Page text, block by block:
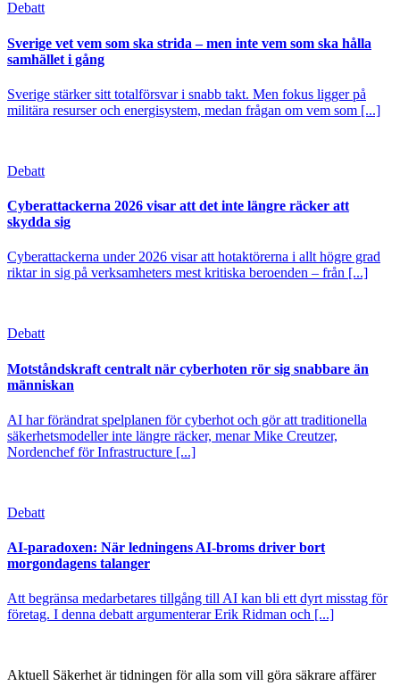
Debatt
Sverige vet vem som ska strida – men inte vem som ska hålla
samhället i gång
Sverige stärker sitt totalförsvar i snabb takt. Men fokus ligger på
militära resurser och energisystem, medan frågan om vem som [...]
Debatt
Cyberattackerna 2026 visar att det inte längre räcker att
skydda sig
Cyberattackerna under 2026 visar att hotaktörerna i allt högre grad
riktar in sig på verksamheters mest kritiska beroenden – från [...]
Debatt
Motståndskraft centralt när cyberhoten rör sig snabbare än
människan
AI har förändrat spelplanen för cyberhot och gör att traditionella
säkerhetsmodeller inte längre räcker, menar Mike Creutzer,
Nordenchef för Infrastructure [...]
Debatt
AI-paradoxen: När ledningens AI-broms driver bort
morgondagens talanger
Att begränsa medarbetares tillgång till AI kan bli ett dyrt misstag för
företag. I denna debatt argumenterar Erik Ridman och [...]
Aktuell Säkerhet är tidningen för alla som vill göra säkrare affärer